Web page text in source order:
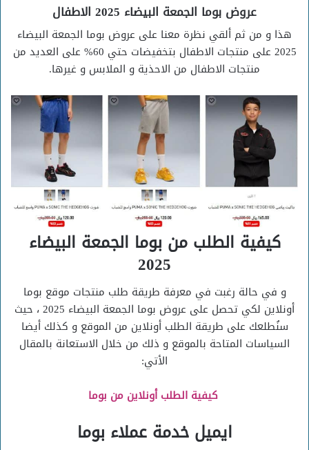
عروض بوما الجمعة البيضاء 2025 الاطفال
هذا و من ثم ألقي نظرة معنا على عروض بوما الجمعة البيضاء
2025 على منتجات الاطفال بتخفيضات حتي 60% على العديد من
منتجات الاطفال من الاحذية و الملابس و غيرها.
كيفية الطلب من بوما الجمعة البيضاء
2025
و في حالة رغبت في معرفة طريقة طلب منتجات موقع بوما
أونلاين لكي تحصل على عروض بوما الجمعة البيضاء 2025 ، حيث
سنُطلعك على طريقة الطلب أونلاين من الموقع و كذلك أيضا
السياسات المتاحة بالموقع و ذلك من خلال الاستعانة بالمقال
الأتي:
كيفية الطلب أونلاين من بوما
ايميل خدمة عملاء بوما